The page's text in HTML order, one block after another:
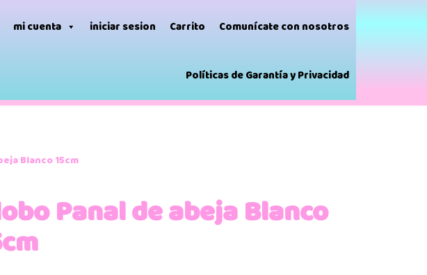
mi cuenta iniciar sesion Carrito Comunícate con nosotros
Políticas de Garantía y Privacidad
Blanco 15cm
Panal de abeja Blanco